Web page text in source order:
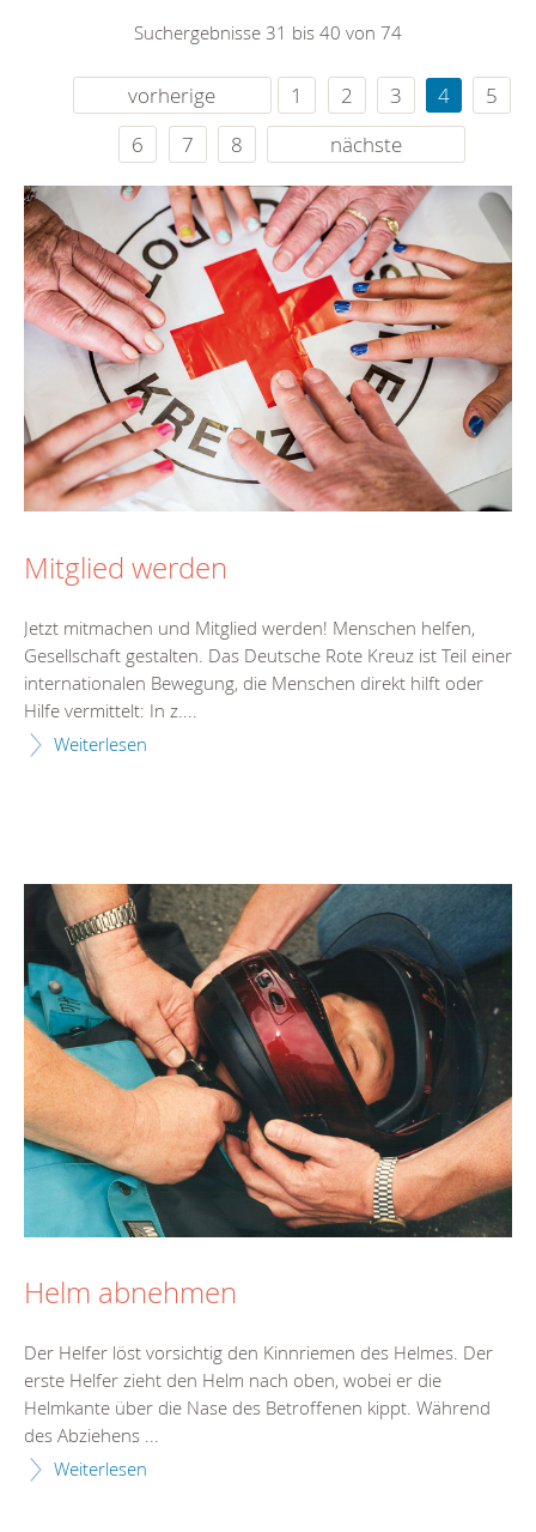
Suchergebnisse 31 bis 40 von 74
vorherige 1 2 3 4
5
6
7 8 nächste
Mitglied werden
Jetzt mitmachen und Mitglied werden! Menschen helfen,
Gesellschaft gestalten. Das Deutsche Rote Kreuz ist Teil einer
internationalen Bewegung, die Menschen direkt hilft oder
Hilfe vermittelt: In z....
Weiterlesen
Helm abnehmen
Der Helfer löst vorsichtig den Kinnriemen des Helmes. Der
erste Helfer zieht den Helm nach oben, wobei er die
Helmkante über die Nase des Betroffenen kippt. Während
des Abziehens ...
Weiterlesen